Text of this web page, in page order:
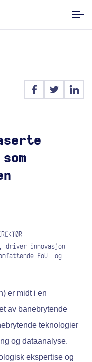
driver innovasjon
FoU- og
er midt i en
av banebrytende
teknologier
og dataanalyse.
ekspertise og